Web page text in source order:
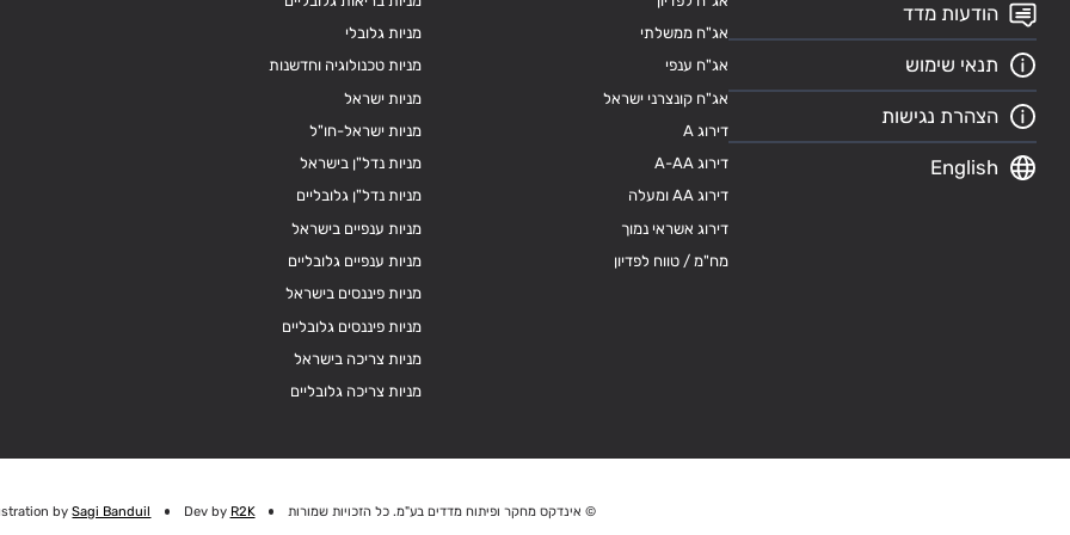
הודעות מדד
תנאי שימוש
הצהרת נגישות
English
אג"ח ממשלתי
אג"ח ענפי
אג"ח קונצרני ישראל
דירוג A
דירוג A-AA
דירוג AA ומעלה
דירוג אשראי נמוך
מח"מ / טווח לפדיון
מניות גלובלי
מניות טכנולוגיה וחדשנות
מניות ישראל
מניות ישראל-חו"ל
מניות נדל"ן בישראל
מניות נדל"ן גלובליים
מניות ענפיים בישראל
מניות ענפיים גלובליים
מניות פיננסים בישראל
מניות פיננסים גלובליים
מניות צריכה בישראל
מניות צריכה גלובליים
© אינדקס מחקר ופיתוח מדדים בע"מ. כל הזכויות שמורות Dev by R2K
bySagi Banduil